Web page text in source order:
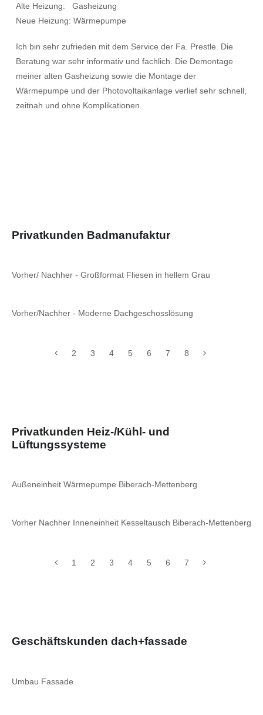
Alte Heizung: Gasheizung
Neue Heizung: Wärmepumpe
Ich bin sehr zufrieden mit dem Service der Fa. Prestle. Die
Beratung war sehr informativ und fachlich. Die Demontage
meiner alten Gasheizung sowie die Montage der
Wärmepumpe und der Photovoltaikanlage verlief sehr schnell,
zeitnah und ohne Komplikationen.
Privatkunden Badmanufaktur
Vorher/ Nachher - Großformat Fliesen in hellem Grau
Vorher/Nachher - Moderne Dachgeschosslösung
2 3 4 5 6 7 8
Privatkunden Heiz-/Kühl- und
Lüftungssysteme
Außeneinheit Wärmepumpe Biberach-Mettenberg
Vorher Nachher Inneneinheit Kesseltausch Biberach-Mettenberg
1 2 3 4 5 6 7
Geschäftskunden dach+fassade
Umbau Fassade